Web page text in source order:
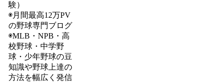
験）
◉月間最高12万PV
の野球専門ブログ
◉MLB・NPB・高
校野球・中学野
球・少年野球の豆
知識や野球上達の
方法を幅広く発信